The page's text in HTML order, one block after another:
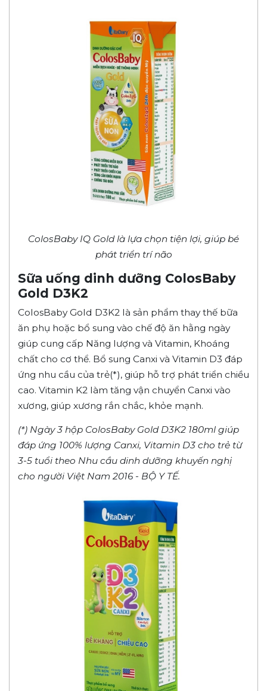
ColosBaby IQ Gold là lựa chọn tiện lợi, giúp bé
phát triển trí não
Sữa uống dinh dưỡng ColosBaby
Gold D3K2
ColosBaby Gold D3K2 là sản phẩm thay thế bữa
ăn phụ hoặc bổ sung vào chế độ ăn hằng ngày
giúp cung cấp Năng lượng và Vitamin, Khoáng
chất cho cơ thể. Bổ sung Canxi và Vitamin D3 đáp
ứng nhu cầu của trẻ(*), giúp hỗ trợ phát triển chiều
cao. Vitamin K2 làm tăng vận chuyển Canxi vào
xương, giúp xương rắn chắc, khỏe mạnh.
(*) Ngày 3 hộp ColosBaby Gold D3K2 180ml giúp
đáp ứng 100% lượng Canxi, Vitamin D3 cho trẻ từ
3-5 tuổi theo Nhu cầu dinh dưỡng khuyến nghị
cho người Việt Nam 2016 - BỘ Y TẾ.